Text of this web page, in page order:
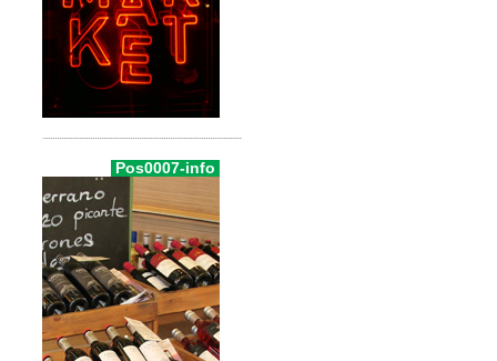
Pos0007-info